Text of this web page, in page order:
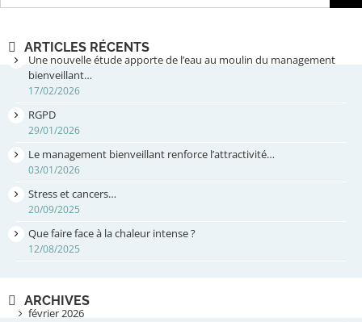
ARTICLES RÉCENTS
Une nouvelle étude apporte de l’eau au moulin du management
bienveillant…
17/02/2026
RGPD
29/01/2026
Le management bienveillant renforce l’attractivité…
03/01/2026
Stress et cancers…
20/09/2025
Que faire face à la chaleur intense ?
12/08/2025
ARCHIVES
février 2026